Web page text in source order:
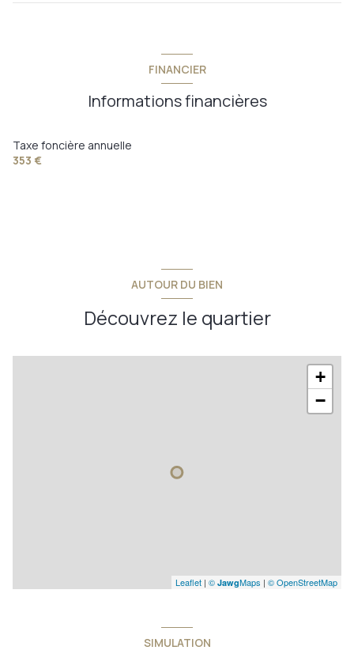
FINANCIER
Informations financières
Taxe foncière annuelle
353 €
AUTOUR DU BIEN
Découvrez le quartier
+
−
Leaflet | © JawgMaps | © OpenStreetMap
SIMULATION